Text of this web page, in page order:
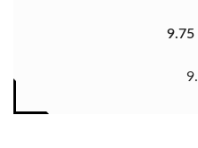
9.75